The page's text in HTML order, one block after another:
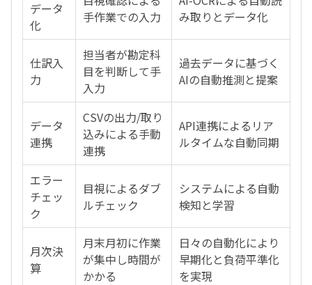
データ
化
手作業での入力
み取りとデータ化
仕訳入
力
担当者が勘定科
目を判断して手
入力
過去データに基づく
AIの自動推測と提案
データ
連携
CSVの出力/取り
込みによる手動
連携
API連携によるリア
ルタイムな自動同期
エラー
チェッ
ク
目視によるダブ
ルチェック
システムによる自動
検知と学習
月次決
算
月末月初に作業
が集中し時間が
かかる
日々の自動化により
早期化と負荷平準化
を実現